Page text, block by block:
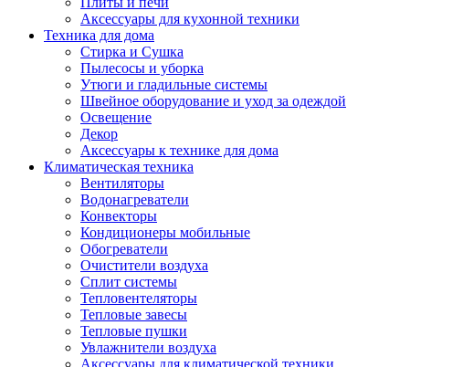
Аксессуары для кухонной техники
Техника для дома
Стирка и Сушка
Пылесосы и уборка
Утюги и гладильные системы
Швейное оборудование и уход за одеждой
Освещение
Декор
Аксессуары к технике для дома
Климатическая техника
Вентиляторы
Водонагреватели
Конвекторы
Кондиционеры мобильные
Обогреватели
Очистители воздуха
Сплит системы
Тепловентеляторы
Тепловые завесы
Тепловые пушки
Увлажнители воздуха
Аксессуары для климатической техники